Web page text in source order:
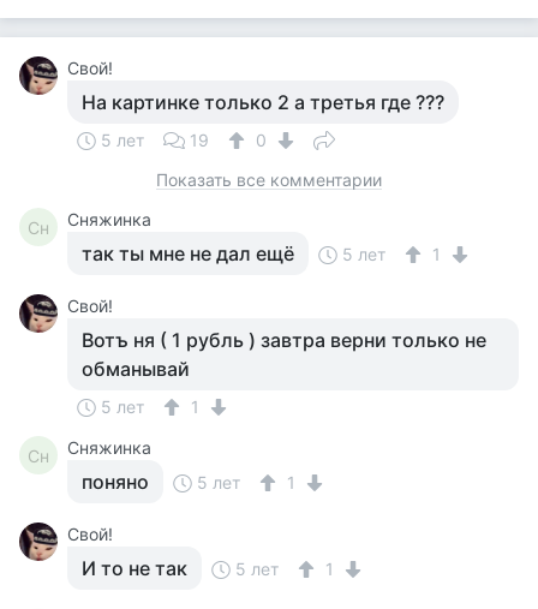
Свой!
На картинке только 2 а третья где ???
5 лет 19
0
Показать все комментарии
Сн Сняжинка
так ты мне не дал ещё 5 лет 1
Свой!
Вотъ ня ( 1 рубль ) завтра верни только не
обманывай
5 лет 1
Сн Сняжинка
поняно 5 лет 1
Свой!
И то не так 5 лет 1